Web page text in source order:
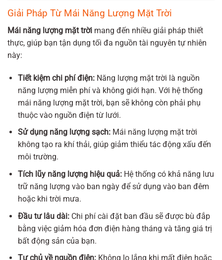
Giải Pháp Từ Mái Năng Lượng Mặt Trời
Mái năng lượng mặt trời mang đến nhiều giải pháp thiết
thực, giúp bạn tận dụng tối đa nguồn tài nguyên tự nhiên
này:
Tiết kiệm chi phí điện:Năng lượng mặt trời là nguồn
năng lượng miễn phí và không giới hạn. Với hệ thống
mái năng lượng mặt trời, bạn sẽ không còn phải phụ
thuộc vào nguồn điện từ lưới.
Sử dụng năng lượng sạch:Mái năng lượng mặt trời
không tạo ra khí thải, giúp giảm thiểu tác động xấu đến
môi trường.
Tích lũy năng lượng hiệu quả:Hệ thống có khả năng lưu
trữ năng lượng vào ban ngày để sử dụng vào ban đêm
hoặc khi trời mưa.
Đầu tư lâu dài:Chi phí cài đặt ban đầu sẽ được bù đắp
bằng việc giảm hóa đơn điện hàng tháng và tăng giá trị
bất động sản của bạn.
Tự chủ về nguồn điện:Không lo lắng khi mất điện hoặc